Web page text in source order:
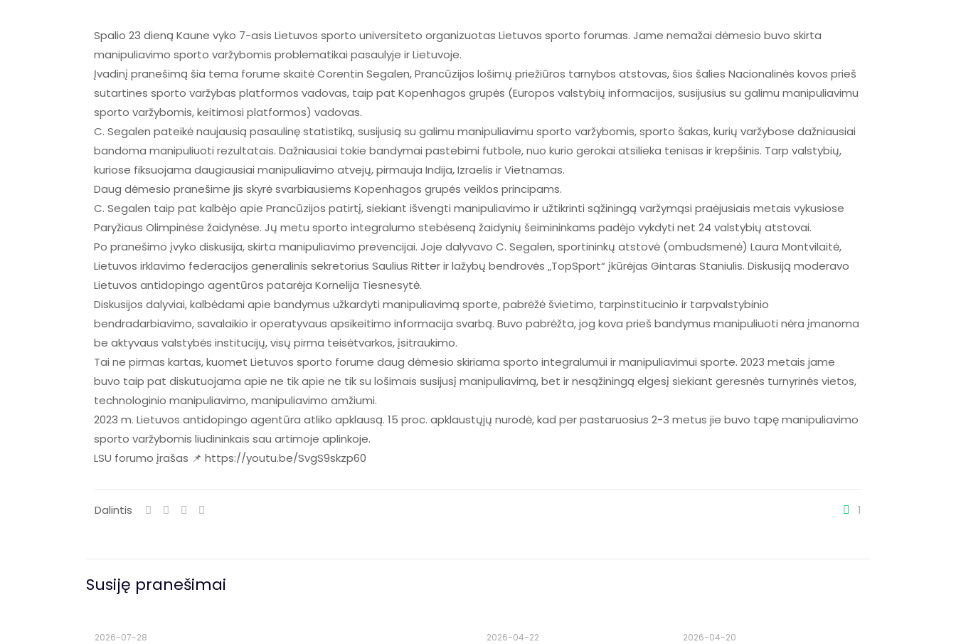
Spalio 23 dieną Kaune vyko 7-asis Lietuvos sporto universiteto organizuotas Lietuvos sporto forumas. Jame nemažai dėmesio buvo skirta
manipuliavimo sporto varžybomis problematikai pasaulyje ir Lietuvoje.
Įvadinį pranešimą šia tema forume skaitė Corentin Segalen, Prancūzijos lošimų priežiūros tarnybos atstovas, šios šalies Nacionalinės kovos prieš
sutartines sporto varžybas platformos vadovas, taip pat Kopenhagos grupės (Europos valstybių informacijos, susijusius su galimu manipuliavimu
sporto varžybomis, keitimosi platformos) vadovas.
C. Segalen pateikė naujausią pasaulinę statistiką, susijusią su galimu manipuliavimu sporto varžybomis, sporto šakas, kurių varžybose dažniausiai
bandoma manipuliuoti rezultatais. Dažniausiai tokie bandymai pastebimi futbole, nuo kurio gerokai atsilieka tenisas ir krepšinis. Tarp valstybių,
kuriose fiksuojama daugiausiai manipuliavimo atvejų, pirmauja Indija, Izraelis ir Vietnamas.
Daug dėmesio pranešime jis skyrė svarbiausiems Kopenhagos grupės veiklos principams.
C. Segalen taip pat kalbėjo apie Prancūzijos patirtį, siekiant išvengti manipuliavimo ir užtikrinti sąžiningą varžymąsi praėjusiais metais vykusiose
Paryžiaus Olimpinėse žaidynėse. Jų metu sporto integralumo stebėseną žaidynių šeimininkams padėjo vykdyti net 24 valstybių atstovai.
Po pranešimo įvyko diskusija, skirta manipuliavimo prevencijai. Joje dalyvavo C. Segalen, sportininkų atstovė (ombudsmenė) Laura Montvilaitė,
Lietuvos irklavimo federacijos generalinis sekretorius Saulius Ritter ir lažybų bendrovės „TopSport“ įkūrėjas Gintaras Staniulis. Diskusiją moderavo
Lietuvos antidopingo agentūros patarėja Kornelija Tiesnesytė.
Diskusijos dalyviai, kalbėdami apie bandymus užkardyti manipuliavimą sporte, pabrėžė švietimo, tarpinstitucinio ir tarpvalstybinio
bendradarbiavimo, savalaikio ir operatyvaus apsikeitimo informacija svarbą. Buvo pabrėžta, jog kova prieš bandymus manipuliuoti nėra įmanoma
be aktyvaus valstybės institucijų, visų pirma teisėtvarkos, įsitraukimo.
Tai ne pirmas kartas, kuomet Lietuvos sporto forume daug dėmesio skiriama sporto integralumui ir manipuliavimui sporte. 2023 metais jame
buvo taip pat diskutuojama apie ne tik apie ne tik su lošimais susijusį manipuliavimą, bet ir nesąžiningą elgesį siekiant geresnės turnyrinės vietos,
technologinio manipuliavimo, manipuliavimo amžiumi.
2023 m. Lietuvos antidopingo agentūra atliko apklausą. 15 proc. apklaustųjų nurodė, kad per pastaruosius 2-3 metus jie buvo tapę manipuliavimo
sporto varžybomis liudininkais sau artimoje aplinkoje.
LSU forumo įrašas 📌 https://youtu.be/SvgS9skzp60
Dalintis 1
Susiję pranešimai
2026-07-28 2026-04-22 2026-04-20